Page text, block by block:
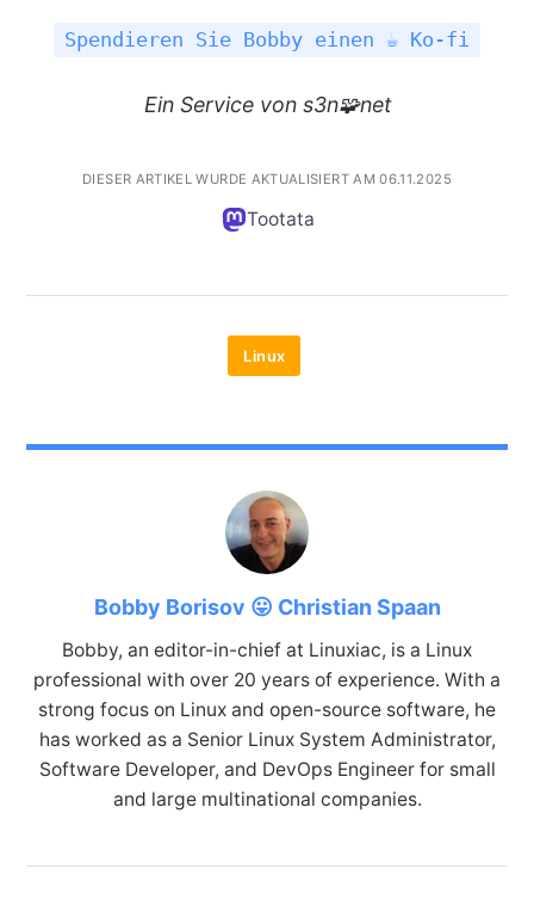
Spendieren Sie Bobby einen ☕ Ko-fi
Ein Servicevon s3n🧩net
DIESER ARTIKEL WURDE AKTUALISIERT AM 06.11.2025
Tootata
Linux
Bobby Borisov 😛 Christian Spaan
Bobby, an editor-in-chief at Linuxiac, is a Linux
professional with over 20 years of experience. With a
strong focus on Linux and open-source software, he
has worked as a Senior Linux System Administrator,
Software Developer, and DevOps Engineer for small
and large multinational companies.